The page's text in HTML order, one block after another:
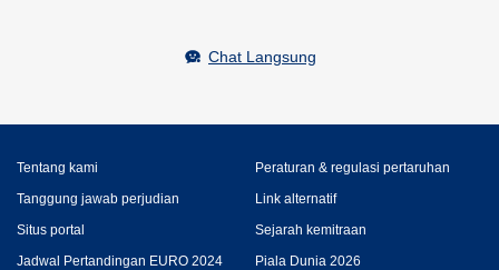
Chat Langsung
Tentang kami
Peraturan & regulasi pertaruhan
Tanggung jawab perjudian
Link alternatif
Situs portal
Sejarah kemitraan
Jadwal Pertandingan EURO 2024
Piala Dunia 2026